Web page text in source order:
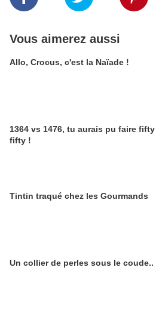
Vous aimerez aussi
Allo, Crocus, c'est la Naïade !
1364 vs 1476, tu aurais pu faire fifty
fifty !
Tintin traqué chez les Gourmands
Un collier de perles sous le coude..